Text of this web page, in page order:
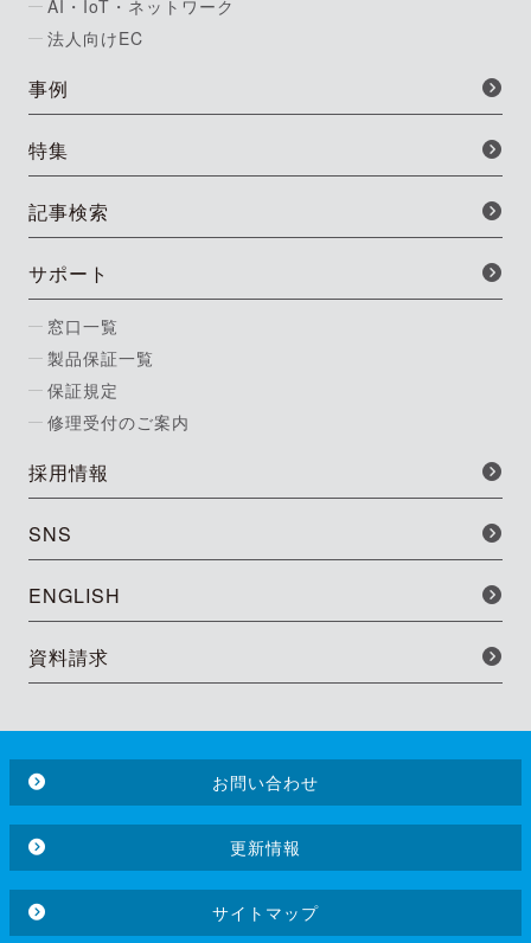
AI・IoT・ネットワーク
法人向けEC
事例
特集
記事検索
サポート
窓口一覧
製品保証一覧
保証規定
修理受付のご案内
採用情報
SNS
ENGLISH
資料請求
お問い合わせ
更新情報
サイトマップ